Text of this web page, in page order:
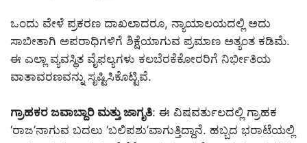
ಒಂದು ವೇಳೆ ಪ್ರಕರಣ ದಾಖಲಾದರೂ, ನ್ಯಾಯಾಲಯದಲ್ಲಿ ಅದು
ಸಾಬೀತಾಗಿ ಅಪರಾಧಿಗಳಿಗೆ ಶಿಕ್ಷೆಯಾಗುವ ಪ್ರಮಾಣ ಅತ್ಯಂತ ಕಡಿಮೆ.
ಈ ಎಲ್ಲಾ ವ್ಯವಸ್ಥಿತ ವೈಫಲ್ಯಗಳು ಕಲಬೆರಕೆಕೋರರಿಗೆ ನಿರ್ಭೀತಿಯ
ವಾತಾವರಣವನ್ನು ಸೃಷ್ಟಿಸಿಕೊಟ್ಟಿವೆ.
ಗ್ರಾಹಕರ ಜವಾಬ್ದಾರಿ ಮತ್ತು ಜಾಗೃತಿ: ಈ ವಿಷವರ್ತುಲದಲ್ಲಿ ಗ್ರಾಹಕ
‘ರಾಜ’ನಾಗುವ ಬದಲು ‘ಬಲಿಪಶು’ವಾಗುತ್ತಿದ್ದಾನೆ. ಹಬ್ಬದ ಭರಾಟೆಯಲ್ಲಿ